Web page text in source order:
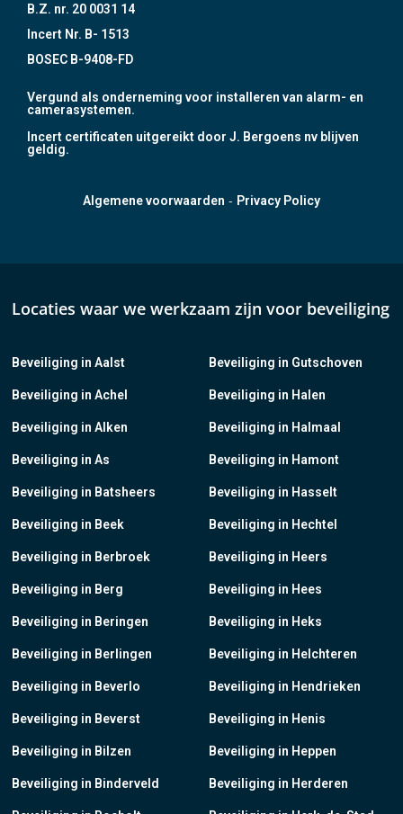
B.Z. nr. 20 0031 14
Incert Nr. B- 1513
BOSEC B-9408-FD
Vergund als onderneming voor installeren van alarm- en
camerasystemen.
Incert certificaten uitgereikt door J. Bergoens nv blijven
geldig.
Algemene voorwaarden - Privacy Policy
Locaties waar we werkzaam zijn voor beveiliging
Beveiliging in Aalst
Beveiliging in Achel
Beveiliging in Alken
Beveiliging in As
Beveiliging in Batsheers
Beveiliging in Beek
Beveiliging in Berbroek
Beveiliging in Berg
Beveiliging in Beringen
Beveiliging in Berlingen
Beveiliging in Beverlo
Beveiliging in Beverst
Beveiliging in Bilzen
Beveiliging in Binderveld
Beveiliging in Gutschoven
Beveiliging in Halen
Beveiliging in Halmaal
Beveiliging in Hamont
Beveiliging in Hasselt
Beveiliging in Hechtel
Beveiliging in Heers
Beveiliging in Hees
Beveiliging in Heks
Beveiliging in Helchteren
Beveiliging in Hendrieken
Beveiliging in Henis
Beveiliging in Heppen
Beveiliging in Herderen